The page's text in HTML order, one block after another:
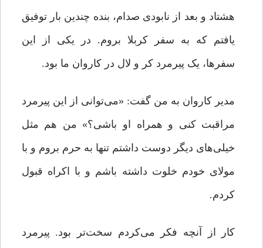
هشتاد و بعد از نابودی صدام، بنده چندین بار توفیق
یافتم که به سفر کربلا بروم. در یکی از این
سفرها، یک پیرمرد کر و لال در کاروان ما بود.
مدیر کاروان به من گفت: «می‌توانی از این پیرمرد
مراقبت کنی و همراه او باشی؟» من هم مثل
خیلی‌های دیگر دوست داشتم تنها به حرم بروم و با
مولای خودم خلوت داشته باشم و با اکراه قبول
کردم.
کار از آنچه فکر می‌کردم سخت‌تر بود. پیرمرد